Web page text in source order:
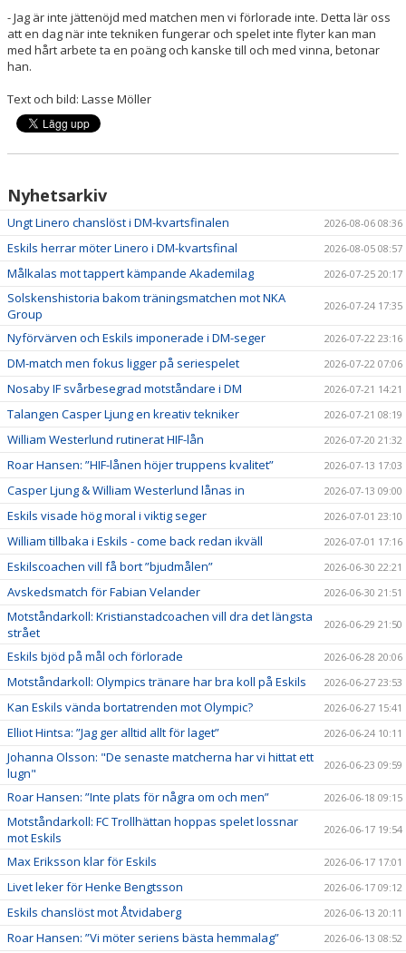
- Jag är inte jättenöjd med matchen men vi förlorade inte. Detta lär oss
att en dag när inte tekniken fungerar och spelet inte flyter kan man
med hårt arbete ta en poäng och kanske till och med vinna, betonar
han.
Text och bild: Lasse Möller
Nyhetsarkiv
Ungt Linero chanslöst i DM-kvartsfinalen 2026-08-06 08:36
Eskils herrar möter Linero i DM-kvartsfinal 2026-08-05 08:57
Målkalas mot tappert kämpande Akademilag 2026-07-25 20:17
Solskenshistoria bakom träningsmatchen mot NKA
Group
2026-07-24 17:35
Nyförvärven och Eskils imponerade i DM-seger 2026-07-22 23:16
DM-match men fokus ligger på seriespelet 2026-07-22 07:06
Nosaby IF svårbesegrad motståndare i DM 2026-07-21 14:21
Talangen Casper Ljung en kreativ tekniker 2026-07-21 08:19
William Westerlund rutinerat HIF-lån 2026-07-20 21:32
Roar Hansen: ”HIF-lånen höjer truppens kvalitet” 2026-07-13 17:03
Casper Ljung & William Westerlund lånas in 2026-07-13 09:00
Eskils visade hög moral i viktig seger 2026-07-01 23:10
William tillbaka i Eskils - come back redan ikväll 2026-07-01 17:16
Eskilscoachen vill få bort ”bjudmålen” 2026-06-30 22:21
Avskedsmatch för Fabian Velander 2026-06-30 21:51
Motståndarkoll: Kristianstadcoachen vill dra det längsta
strået
2026-06-29 21:50
Eskils bjöd på mål och förlorade 2026-06-28 20:06
Motståndarkoll: Olympics tränare har bra koll på Eskils 2026-06-27 23:53
Kan Eskils vända bortatrenden mot Olympic? 2026-06-27 15:41
Elliot Hintsa: ”Jag ger alltid allt för laget” 2026-06-24 10:11
Johanna Olsson: "De senaste matcherna har vi hittat ett
lugn"
2026-06-23 09:59
Roar Hansen: ”Inte plats för några om och men” 2026-06-18 09:15
Motståndarkoll: FC Trollhättan hoppas spelet lossnar
mot Eskils
2026-06-17 19:54
Max Eriksson klar för Eskils 2026-06-17 17:01
Livet leker för Henke Bengtsson 2026-06-17 09:12
Eskils chanslöst mot Åtvidaberg 2026-06-13 20:11
Roar Hansen: ”Vi möter seriens bästa hemmalag” 2026-06-13 08:52